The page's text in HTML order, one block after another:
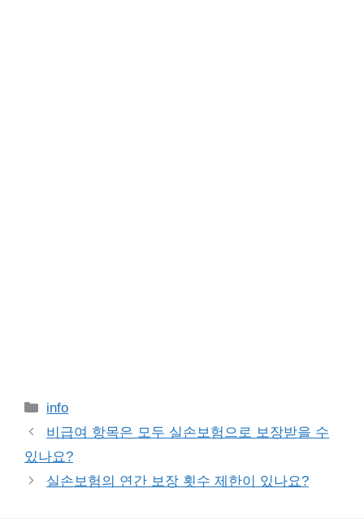
Categories
info
비급여 항목은 모두 실손보험으로 보장받을 수
있나요?
실손보험의 연간 보장 횟수 제한이 있나요?